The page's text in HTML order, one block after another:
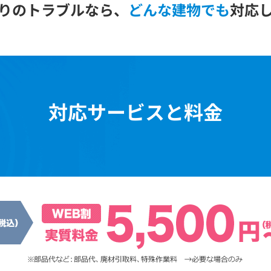
のトラブルなら、 どんな建物でも対応
対応サービスと料金